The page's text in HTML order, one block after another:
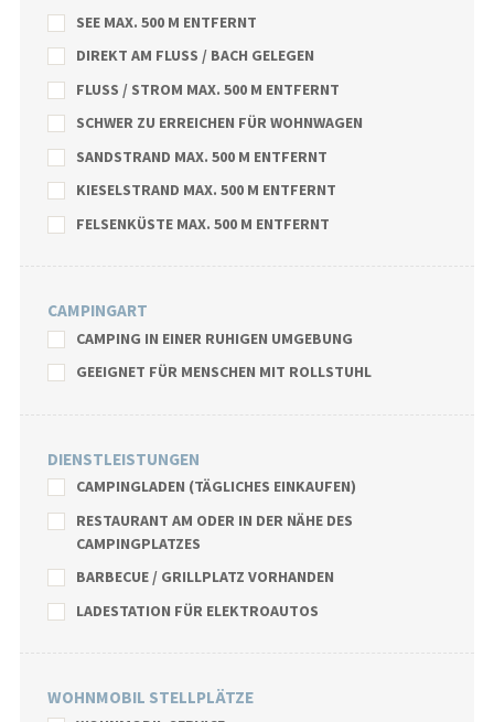
SEE MAX. 500 M ENTFERNT
DIREKT AM FLUSS / BACH GELEGEN
FLUSS / STROM MAX. 500 M ENTFERNT
SCHWER ZU ERREICHEN FÜR WOHNWAGEN
SANDSTRAND MAX. 500 M ENTFERNT
KIESELSTRAND MAX. 500 M ENTFERNT
FELSENKÜSTE MAX. 500 M ENTFERNT
CAMPINGART
CAMPING IN EINER RUHIGEN UMGEBUNG
GEEIGNET FÜR MENSCHEN MIT ROLLSTUHL
DIENSTLEISTUNGEN
CAMPINGLADEN (TÄGLICHES EINKAUFEN)
RESTAURANT AM ODER IN DER NÄHE DES
CAMPINGPLATZES
BARBECUE / GRILLPLATZ VORHANDEN
LADESTATION FÜR ELEKTROAUTOS
WOHNMOBIL STELLPLÄTZE